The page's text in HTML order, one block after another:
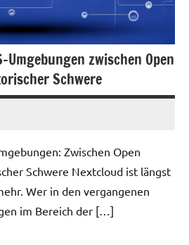
Umgebungen zwischen Open
Schwere
Zwischen Open
Schwere Nextcloud ist längst
Wer in den vergangenen
im Bereich der […]